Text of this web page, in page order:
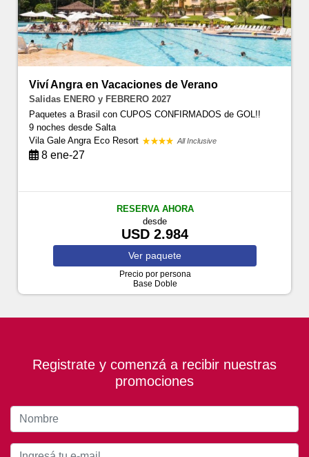
Viví Angra en Vacaciones de Verano
Salidas ENERO y FEBRERO 2027
Paquetes a Brasil con CUPOS CONFIRMADOS de GOL!!
9 nochesdesde Salta
Vila Gale Angra Eco Resort
All Inclusive
8 ene-27
RESERVA AHORA
desde
USD 2.984
Ver paquete
Precio por persona
Base Doble
Registrate y comenzá a recibir nuestras
promociones